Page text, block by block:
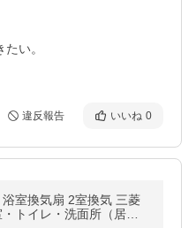
い。
違反報告 いいね 0
室換気扇 2室換気 三菱
トイレ・洗面所（居